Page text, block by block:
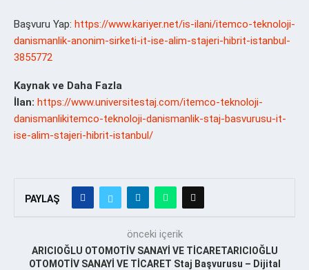
Başvuru Yap: https://www.kariyer.net/is-ilani/itemco-teknoloji-
danismanlik-anonim-sirketi-it-ise-alim-stajeri-hibrit-istanbul-
3855772
Kaynak ve Daha Fazla
İlan: https://www.universitestaj.com/itemco-teknoloji-
danismanlikitemco-teknoloji-danismanlik-staj-basvurusu-it-
ise-alim-stajeri-hibrit-istanbul/
PAYLAŞ
önceki içerik
ARICIOĞLU OTOMOTİV SANAYİ VE TİCARETARICIOĞLU
OTOMOTİV SANAYİ VE TİCARET Staj Başvurusu – Dijital